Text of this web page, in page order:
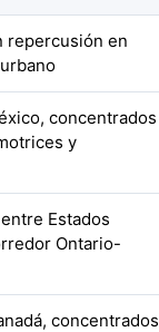
repercusión en
concentrados
y
Estados
Ontario-
concentrados